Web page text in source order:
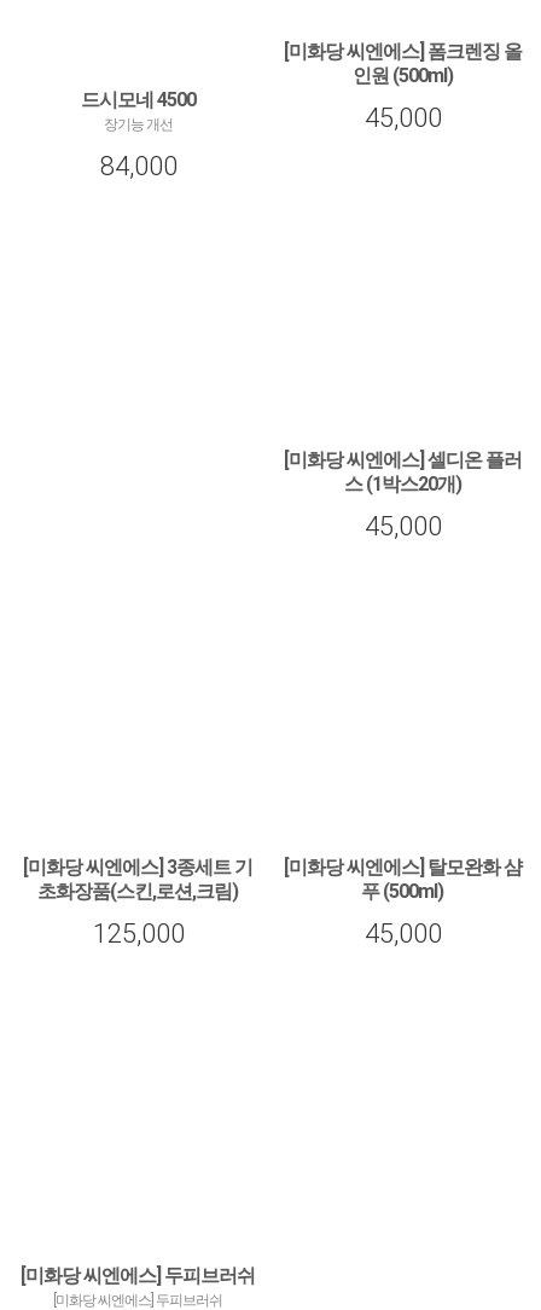
드시모네 4500
장기능 개선
84,000
[미화당 씨엔에스] 폼크렌징 올
인원 (500ml)
45,000
[미화당 씨엔에스] 셀디온 플러
스 (1박스20개)
개)
45,000
[미화당 씨엔에스] 3종세트 기
초화장품(스킨,로션,크림)
킨,로션,크림)
125,000
[미화당 씨엔에스] 탈모완화 샴
푸 (500ml)
45,000
[미화당 씨엔에스] 두피브러쉬
[미화당 씨엔에스] 두피브러쉬